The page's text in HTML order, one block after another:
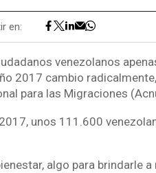
en:
venezolanos
2017 cambio radicalmente,
para las Migraciones
unos 111.600
algo para brindarle